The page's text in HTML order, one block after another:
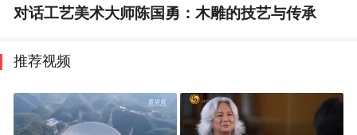
对话工艺美术大师陈国勇：木雕的技艺与传承
推荐视频